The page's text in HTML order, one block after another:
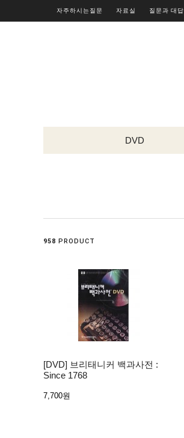
자주하시는질문 자료실 질문과 대답
DVD
958 PRODUCT
[DVD] 브리태니커 백과사전 :
Since 1768
7,700원